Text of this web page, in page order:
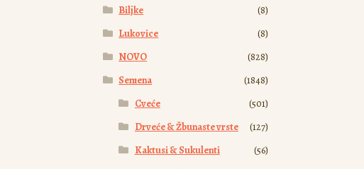
Biljke
(8)
Lukovice
(8)
NOVO
(828)
Semena
(1848)
Cveće
(501)
Drveće & Žbunaste vrste
(127)
Kaktusi & Sukulenti
(56)